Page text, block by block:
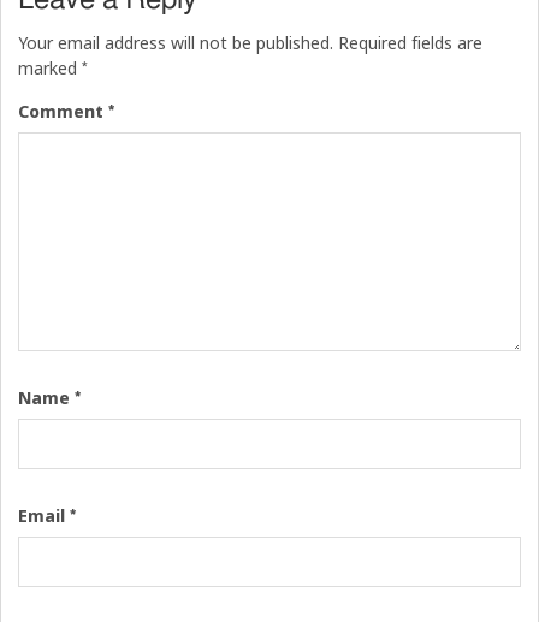
Your email address will not be published. Required fields are
marked *
Comment *
Name *
Email *